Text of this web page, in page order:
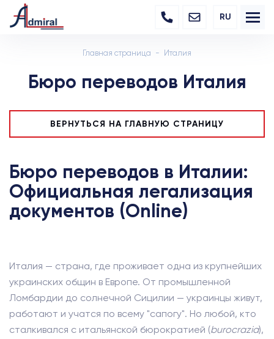
RU
Главная страница Италия
Бюро переводов Италия
ВЕРНУТЬСЯ НА ГЛАВНУЮ СТРАНИЦУ
Бюро переводов в Италии:
Официальная легализация
документов (Online)
Италия — страна, где проживает одна из крупнейших
украинских общин в Европе. От промышленной
Ломбардии до солнечной Сицилии — украинцы живут,
работают и учатся по всему "сапогу". Но любой, кто
сталкивался с итальянской бюрократией (burocrazia),